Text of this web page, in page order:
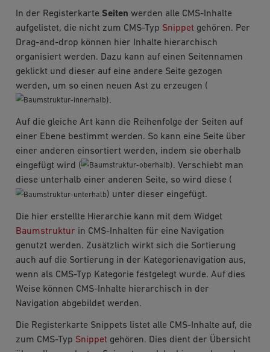
In der Registerkarte Seiten werden alle CMS-Inhalte
aufgelistet, die nicht zum CMS-Typ Snippetgehören. Per
Drag-and-drop können hier Inhalte hierarchisch
organisiert werden. Dazu kann auf einen Seitennamen
geklickt und dieser auf eine andere Seite gezogen
werden, um so einen neuen Ast zu erzeugen (
).
Auf die gleiche Art kann die Reihenfolge der Seiten auf
einer Ebene bestimmt werden. So kann eine Seite über
einer anderen einsortiert werden, indem sie oberhalb
eingefügt wird (
). Verschiebt man
diese unterhalb einer anderen Seite, so wird diese (
) unter dieser eingefügt.
Die hier erstellte Hierarchie kann mit dem Widget
Baumstruktur in CMS-Inhalten für eine Navigation
genutzt werden. Zusätzlich wirkt sich die Sortierung
auch auf die Sortierung in der Kategorienavigation aus,
wenn als CMS-Typ Kategorie festgelegt wurde. Auf dies
Weise können CMS-Inhalte hierarchisch in der
Navigation abgebildet werden.
Die Registerkarte Snippets listet alle CMS-Inhalte auf, die
zum CMS-Typ Snippetgehören. Dies dient der Übersicht